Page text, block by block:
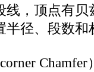
线，顶点有贝
半径、段数和
Chamfer